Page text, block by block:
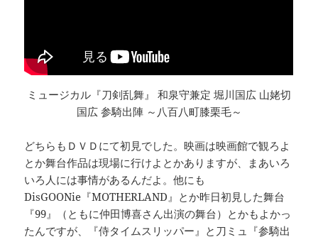
ミュージカル『刀剣乱舞』 和泉守兼定 堀川国広 山姥切
国広 参騎出陣 ～八百八町膝栗毛～
どちらもＤＶＤにて初見でした。映画は映画館で観ろよ
とか舞台作品は現場に行けよとかありますが、まあいろ
いろ人には事情があるんだよ。他にも
DisGOONie『MOTHERLAND』とか昨日初見した舞台
『99』（ともに仲田博喜さん出演の舞台）とかもよかっ
たんですが、『侍タイムスリッパー』と刀ミュ『参騎出